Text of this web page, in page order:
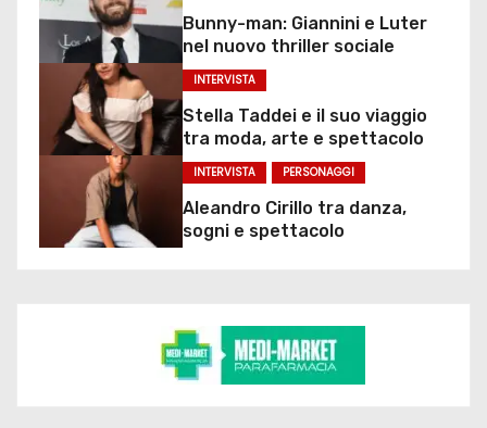
Bunny-man: Giannini e Luter
nel nuovo thriller sociale
INTERVISTA
Stella Taddei e il suo viaggio
tra moda, arte e spettacolo
INTERVISTA PERSONAGGI
Aleandro Cirillo tra danza,
sogni e spettacolo